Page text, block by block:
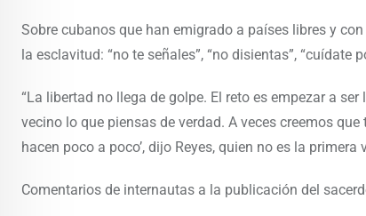
Sobre cubanos que han emigrado a países libres y
la esclavitud: “no te señales”, “no disientas”, “cuídate
“La libertad no llega de golpe. El reto es empezar a
vecino lo que piensas de verdad. A veces creemos
hacen poco a poco’, dijo Reyes, quien no es la
Comentarios de internautas a la publicación del